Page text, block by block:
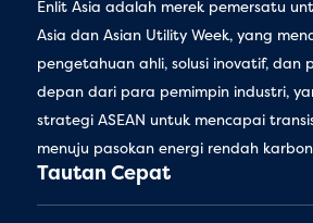
Enlit Asia adalah merek pemersatu
Asia dan Asian Utility Week, yang
pengetahuan ahli, solusi inovatif, dan
depan dari para pemimpin industri,
strategi ASEAN untuk mencapai
menuju pasokan energi rendah
Tautan Cepat